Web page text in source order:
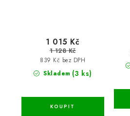
Skladem (3 ks)
839 Kč bez DPH
1 015 Kč
1 128 Kč